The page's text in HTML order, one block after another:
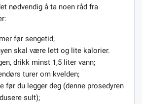
nødvendig å ta noen råd fra
før sengetid;
skal være lett og lite kalorier.
drikk minst 1,5 liter vann;
turer om kvelden;
før du legger deg (denne prosedyren
sult);